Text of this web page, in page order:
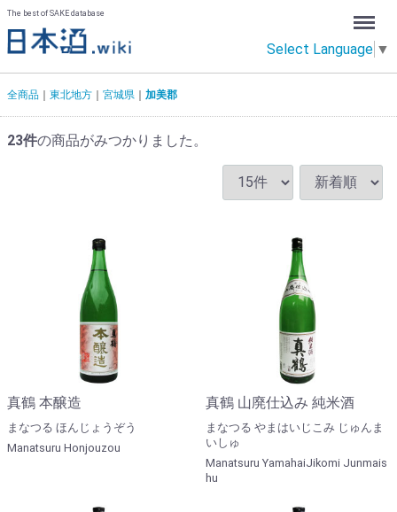
The best of SAKE database
Select Language ▼
Menu
全商品 東北地方 宮城県 加美郡
23件の商品がみつかりました。
真鶴 本醸造
まなつる ほんじょうぞう
Manatsuru Honjouzou
真鶴 山廃仕込み 純米酒
まなつる やまはいじこみ じゅんま
いしゅ
Manatsuru YamahaiJikomi Junmais
hu